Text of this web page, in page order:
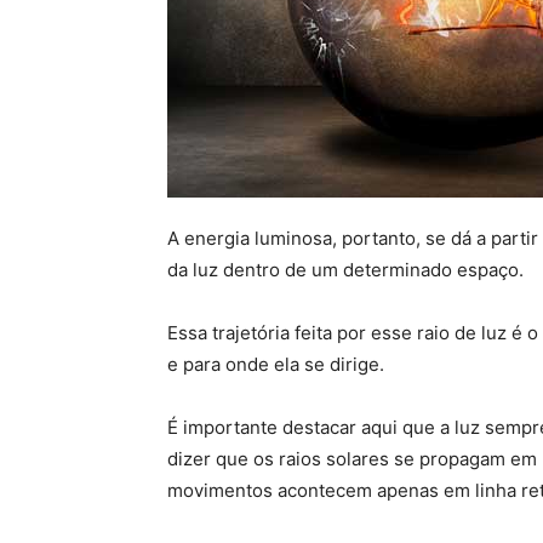
A energia luminosa, portanto, se dá a
da luz dentro de um determinado espaço.
Essa trajetória feita por esse raio de luz é
e para onde ela se dirige.
É importante destacar aqui que a luz
dizer que os raios solares se propagam
movimentos acontecem apenas em linha